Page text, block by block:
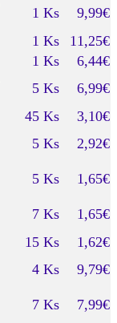
1 Ks
9,99€
1 Ks
11,25€
1 Ks
6,44€
5 Ks
6,99€
45 Ks
3,10€
5 Ks
2,92€
5 Ks
1,65€
7 Ks
1,65€
15 Ks
1,62€
4 Ks
9,79€
7 Ks
7,99€